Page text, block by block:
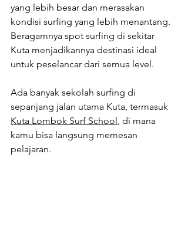
yang lebih besar dan merasakan
kondisi surfing yang lebih menantang.
Beragamnya spot surfing di sekitar
Kuta menjadikannya destinasi ideal
untuk peselancar dari semua level.
Ada banyak sekolah surfing di
sepanjang jalan utama Kuta, termasuk
Kuta Lombok Surf School , di mana
kamu bisa langsung memesan
pelajaran.